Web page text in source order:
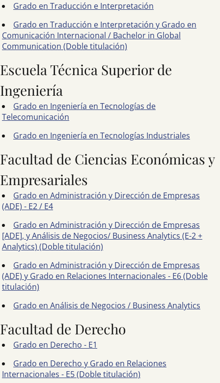
Grado en Traducción e Interpretación
Grado en Traducción e Interpretación y Grado en
Comunicación Internacional / Bachelor in Global
Communication (Doble titulación)
Escuela Técnica Superior de
Ingeniería
Grado en Ingeniería en Tecnologías de
Telecomunicación
Grado en Ingeniería en Tecnologías Industriales
Facultad de Ciencias Económicas y
Empresariales
Grado en Administración y Dirección de Empresas
(ADE) - E2 / E4
Grado en Administración y Dirección de Empresas
[ADE], y Análisis de Negocios/ Business Analytics (E-2 +
Analytics) (Doble titulación)
Grado en Administración y Dirección de Empresas
(ADE) y Grado en Relaciones Internacionales - E6 (Doble
titulación)
Grado en Análisis de Negocios / Business Analytics
Facultad de Derecho
Grado en Derecho - E1
Grado en Derecho y Grado en Relaciones
Internacionales - E5 (Doble titulación)